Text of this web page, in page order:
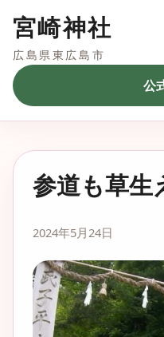
宮崎神社
広島県東広島市
公
参道も草生
2024年5月24日